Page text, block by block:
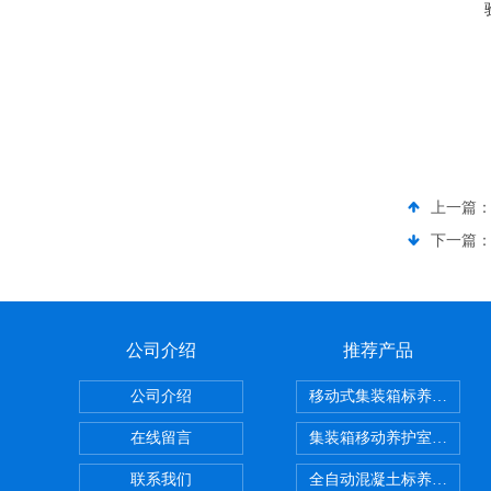
上一篇：
下一篇：
公司介绍
公司介绍
在线留言
联系我们
推荐产品
移动式集装箱标养室 养护
集装箱移动养护室 标养室
全自动混凝土标养室恒温恒